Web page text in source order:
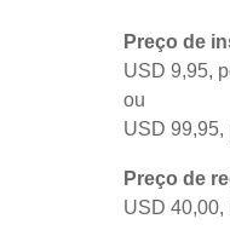
Preço de
USD 9,95,
ou
USD 99,95,
Preço de
USD 40,00,